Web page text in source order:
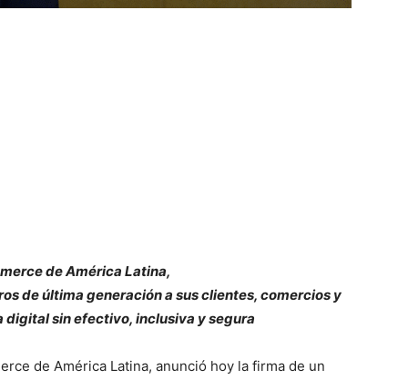
de América Latina,
de última generación a sus clientes, comercios y
sin efectivo, inclusiva y segura
de América Latina, anunció hoy la firma de un